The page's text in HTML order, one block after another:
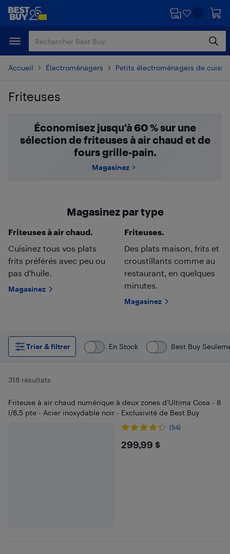
Passer
principal
Passer
Accueil Électroménagers Petits électroménagers de
Friteuses
Économisez jusqu'à 60 % sur une
sélection de friteuses à air chaud et de
fours grille-pain.
Magasinez
Magasinez par type
Friteuses à air chaud.
Cuisinez tous vos plats
frits préférés avec peu ou
pas d'huile.
Magasinez
Friteuses.
Des plats maison, frits et
croustillants comme au
restaurant, en quelques
minutes.
Magasinez
Trier & filtrer En Stock Best Buy
318 résultats
Friteuse à air chaud numérique à deux zones d'Ultima Cosa - 8
l/8,5 pte - Acier inoxydable noir - Exclusivité de Best Buy
(54)
$299.99
299,99 $